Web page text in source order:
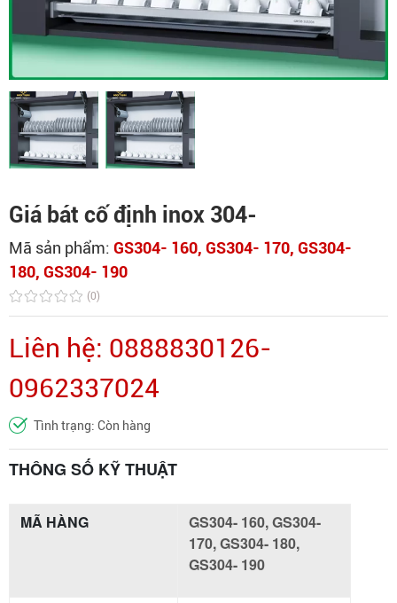
Giá bát cố định inox 304-
Mã sản phẩm: GS304- 160, GS304- 170, GS304-
180, GS304- 190
(0)
Liên hệ: 0888830126-
0962337024
Tình trạng: Còn hàng
THÔNG SỐ KỸ THUẬT
MÃ HÀNG
GS304- 160, GS304-
170, GS304- 180,
GS304- 190